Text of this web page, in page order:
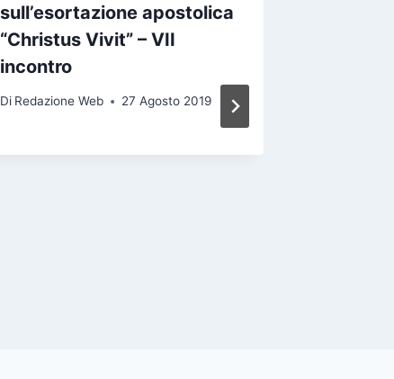
sull’esortazione apostolica
“Christus Vivit” – VII
incontro
Di Redazione Web 27 Agosto 2019